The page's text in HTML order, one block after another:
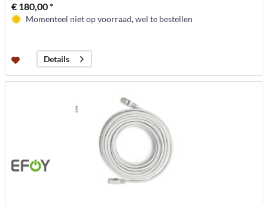
€ 180,00 *
Momenteel niet op voorraad, wel te bestellen
Details